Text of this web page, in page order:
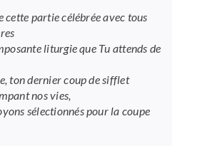
cette partie célébrée avec tous
liturgie que Tu attends de
ton dernier coup de sifflet
nos vies,
sélectionnés pour la coupe